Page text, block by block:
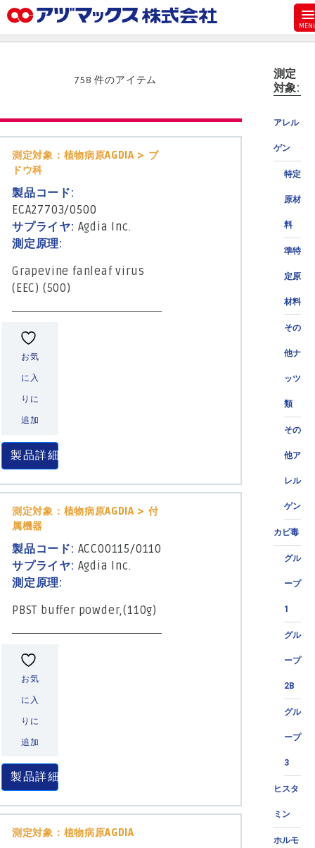
マイページ
代理店一覧
製品検索
測定
対象:
アレル
ゲン
特定
原材
料
準特
定原
材料
その
他ナ
ッツ
類
その
他ア
レル
ゲン
カビ毒
グル
ープ
1
グル
ープ
2B
グル
ープ
3
ヒスタ
ミン
ホルモ
758 件のアイテム
測定対象：植物病原AGDIA > ブ
ドウ科
製品コード:
ECA27703/0500
サプライヤ: Agdia Inc.
測定原理:
Grapevine fanleaf virus
(EEC) (500)
お気
に入
りに
追加
製品詳細
測定対象：植物病原AGDIA > 付
属機器
製品コード: ACC00115/0110
サプライヤ: Agdia Inc.
測定原理:
PBST buffer powder,(110g)
お気
に入
りに
追加
製品詳細
測定対象：植物病原AGDIA